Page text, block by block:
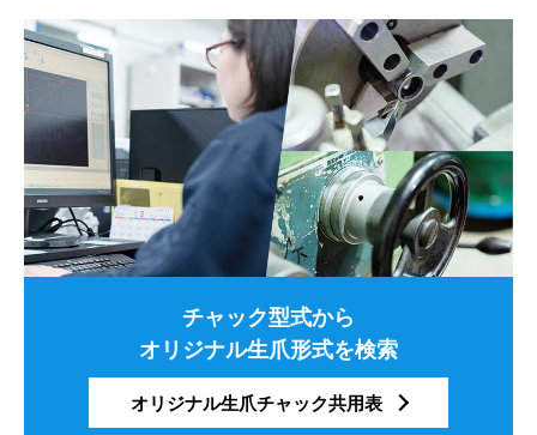
チャック型式から
オリジナル生爪形式を検索
オリジナル生爪チャック共用表